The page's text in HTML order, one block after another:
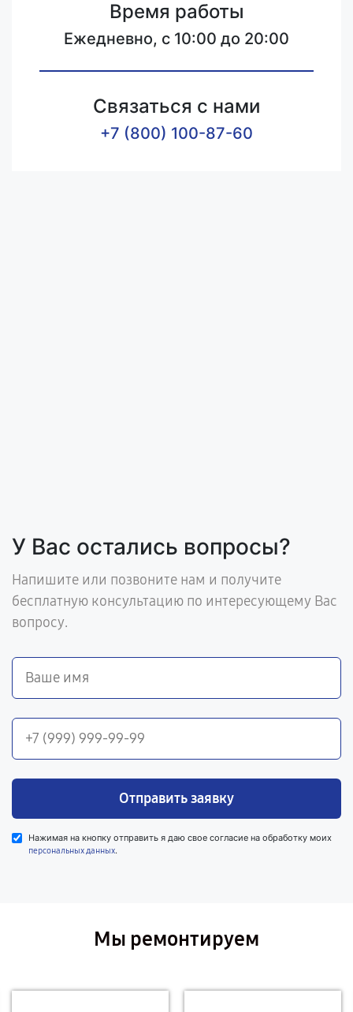
Время работы
Ежедневно, с 10:00 до 20:00
Связаться с нами
+7 (800) 100-87-60
У Вас остались вопросы?
Напишите или позвоните нам и получите
бесплатную консультацию по интересующему Вас
вопросу.
Отправить заявку
Нажимая на кнопку отправить я даю свое согласие на обработку моих
персональных данных.
Мы ремонтируем